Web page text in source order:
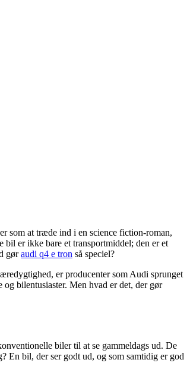
som at træde ind i en science fiction-roman,
bil er ikke bare et transportmiddel; den er et
gøraudi q4 e tron så speciel?
er producenter som Audi sprunget
bilentusiaster. Men hvad er det, der gør
biler til at se gammeldags ud. De
En bil, der ser godt ud, og som samtidig er god